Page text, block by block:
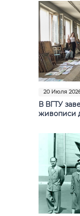
20 Июля
В ВГТУ
живописи